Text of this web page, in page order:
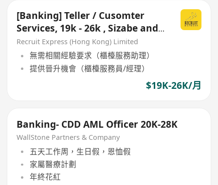
[Banking] Teller / Cusomter
Services, 19k - 26k , Sizabe and
Stable Bank
Recruit Express (Hong Kong) Limited
無需相關經驗要求（櫃檯服務助理）
提供晉升機會（櫃檯服務員/經理）
$19K-26K/月
Banking- CDD AML Officer 20K-28K
WallStone Partners & Company
五天工作周，生日假，恩恤假
家屬醫療計劃
年終花紅